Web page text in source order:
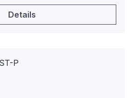
Details